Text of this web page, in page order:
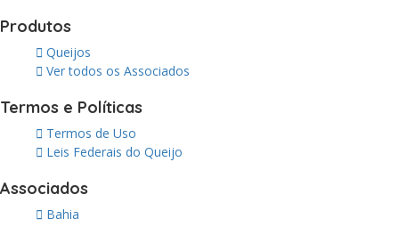
Produtos
Queijos
Ver todos os Associados
Termos e Políticas
Termos de Uso
Leis Federais do Queijo
Associados
Bahia